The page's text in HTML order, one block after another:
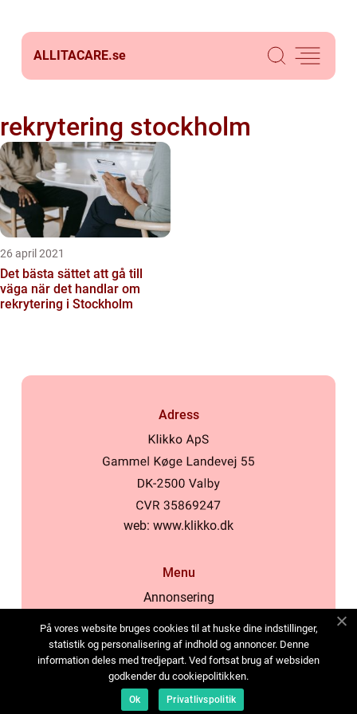
ALLITACARE.se
rekrytering stockholm
26 april 2021
Det bästa sättet att gå till
väga när det handlar om
rekrytering i Stockholm
Adress
web: www.klikko.dk
Menu
Annonsering
Cookies
Kontakta oss
Sitemap
På vores website bruges cookies til at huske dine indstillinger,
statistik og personalisering af indhold og annoncer. Denne
information deles med tredjepart. Ved fortsat brug af websiden
godkender du cookiepolitikken.
Ok Privatlivspolitik